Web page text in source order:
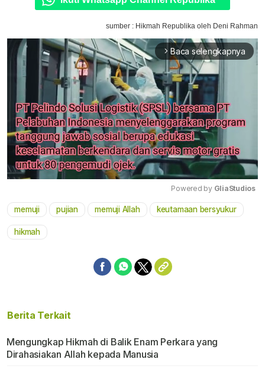
sumber : Hikmah Republika oleh Deni Rahman
arrow_forward_ios Baca selengkapnya
Mute
Powered by GliaStudios
memuji pujian memuji Allah keutamaan bersyukur
hikmah
Berita Terkait
Mengungkap Hikmah di Balik Enam Perkara yang
Dirahasiakan Allah kepada Manusia